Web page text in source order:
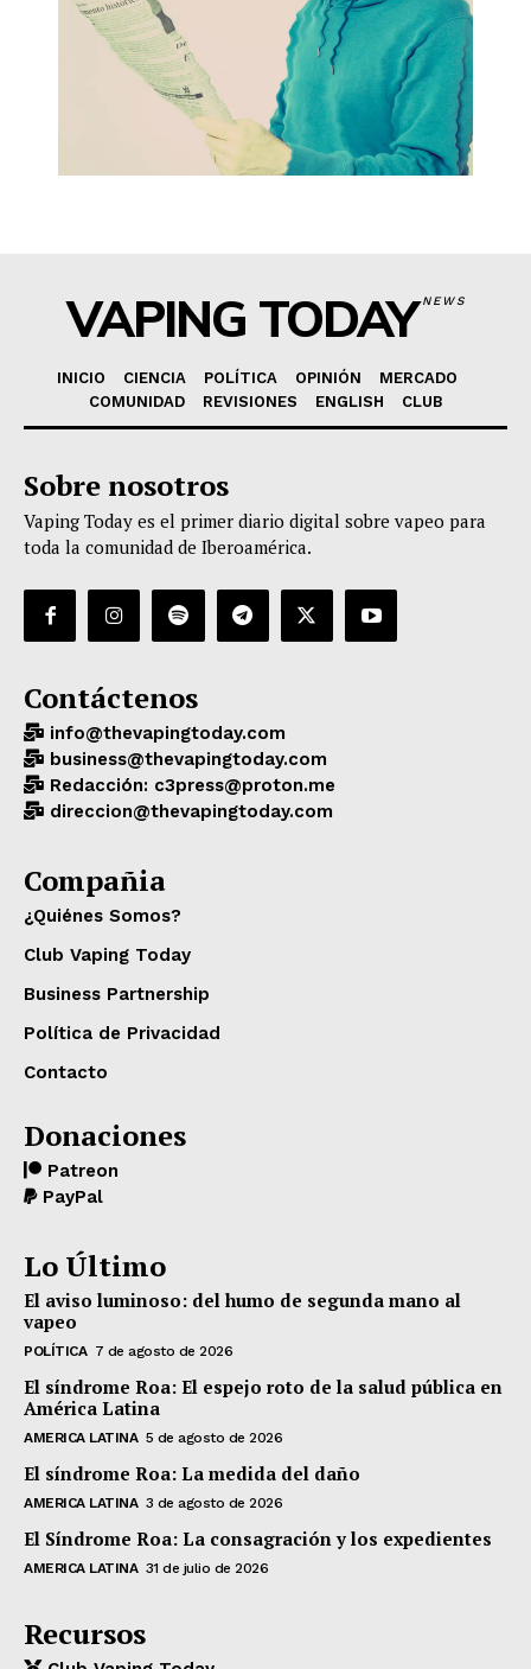
VAPING TODAYNEWS
INICIO CIENCIA POLÍTICA OPINIÓN
MERCADO
COMUNIDAD
REVISIONES ENGLISH CLUB
Sobre nosotros
Vaping Today es el primer diario digital sobre vapeo para
toda la comunidad de Iberoamérica.
Contáctenos
info@thevapingtoday.com
business@thevapingtoday.com
Redacción: c3press@proton.me
direccion@thevapingtoday.com
Compañia
¿Quiénes Somos?
Club Vaping Today
Business Partnership
Política de Privacidad
Contacto
Donaciones
Patreon
PayPal
Lo Último
El aviso luminoso: del humo de segunda mano al
vapeo
POLÍTICA 7 de agosto de 2026
El síndrome Roa: El espejo roto de la salud pública en
América Latina
AMERICA LATINA 5 de agosto de 2026
El síndrome Roa: La medida del daño
AMERICA LATINA 3 de agosto de 2026
El Síndrome Roa: La consagración y los expedientes
AMERICA LATINA 31 de julio de 2026
Recursos